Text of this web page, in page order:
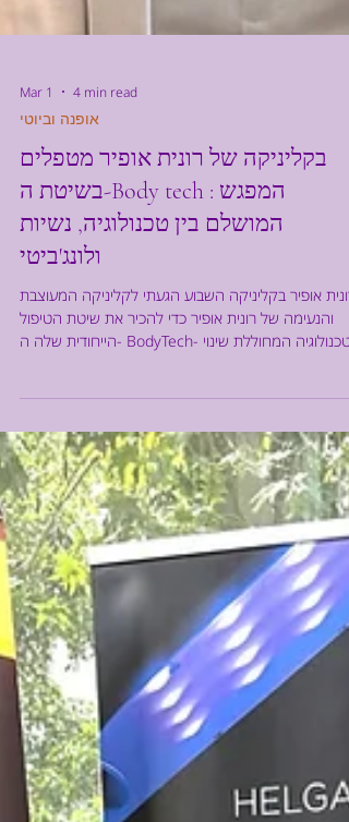
4 min read
אופנה וביוטי
בשיטת ה-Body tech : המפגש
המושלם בין טכנולוגיה, נשיות
והנעימה של רונית אופיר כדי להכיר את שיטת הטיפול
הייחודית שלה ה- BodyTech- טכנולוגיה המחוללת שינוי
למשך שנים ולא רק לרגע. דרך הוליסטית המציעה תהליך
טיפולי חוויתי של שיקום לצד בנייה. רונית אופיר היא אישה
מרשימה ויפה המגלמת בעצמה את כוחה של שיטת ה-
BodyTech ואת התוצאות המעולות שהטיפול מביא איתו.
רונית שיתפה אותנו במסע שהיא עברה. היא חיה שנים
רבות בארה"ב, עבדה בהייטק והתמודדה עם קריירה
תובענית לצד שמירה על הגוף. היא גילתה כ